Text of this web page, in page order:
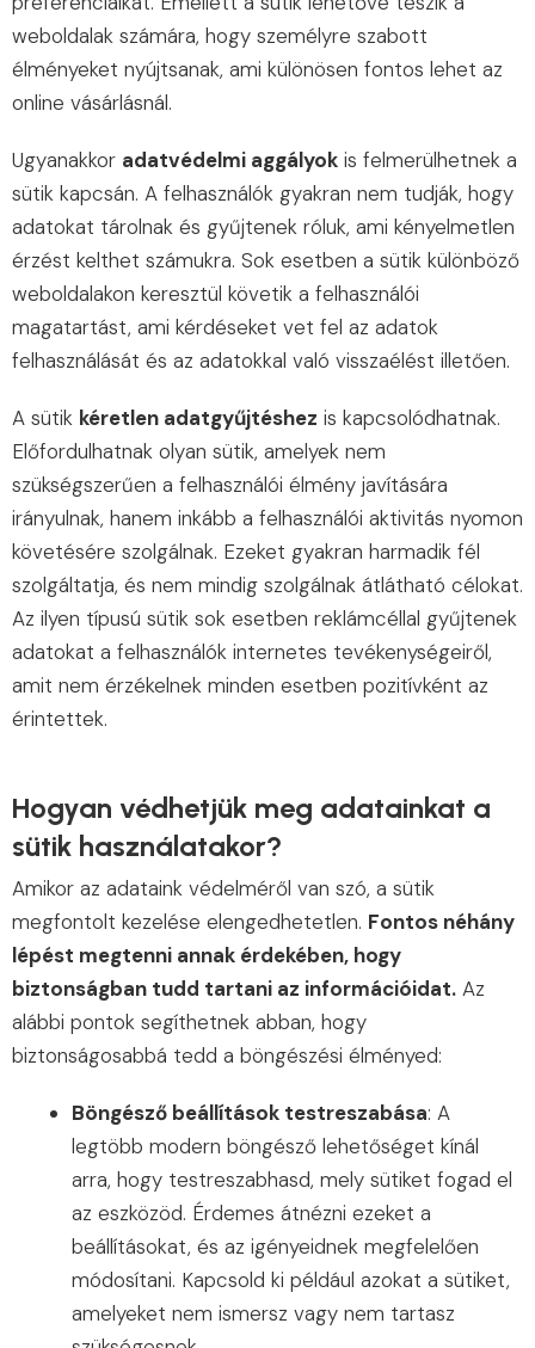
weboldalak számára, hogy személyre szabott
élményeket nyújtsanak, ami különösen fontos lehet az
online vásárlásnál.
Ugyanakkor adatvédelmi aggályok is felmerülhetnek a
sütik kapcsán. A felhasználók gyakran nem tudják, hogy
adatokat tárolnak és gyűjtenek róluk, ami kényelmetlen
érzést kelthet számukra. Sok esetben a sütik különböző
weboldalakon keresztül követik a felhasználói
magatartást, ami kérdéseket vet fel az adatok
felhasználását és az adatokkal való visszaélést illetően.
A sütik kéretlen adatgyűjtéshez is kapcsolódhatnak.
Előfordulhatnak olyan sütik, amelyek nem
szükségszerűen a felhasználói élmény javítására
irányulnak, hanem inkább a felhasználói aktivitás nyomon
követésére szolgálnak. Ezeket gyakran harmadik fél
szolgáltatja, és nem mindig szolgálnak átlátható célokat.
Az ilyen típusú sütik sok esetben reklámcéllal gyűjtenek
adatokat a felhasználók internetes tevékenységeiről,
amit nem érzékelnek minden esetben pozitívként az
érintettek.
Hogyan védhetjük meg adatainkat a
sütik használatakor?
Amikor az adataink védelméről van szó, a sütik
megfontolt kezelése elengedhetetlen. Fontos néhány
lépést megtenni annak érdekében, hogy
biztonságban tudd tartani az információidat. Az
alábbi pontok segíthetnek abban, hogy
biztonságosabbá tedd a böngészési élményed:
Böngésző beállítások testreszabása: A
legtöbb modern böngésző lehetőséget kínál
arra, hogy testreszabhasd, mely sütiket fogad el
az eszközöd. Érdemes átnézni ezeket a
beállításokat, és az igényeidnek megfelelően
módosítani. Kapcsold ki például azokat a sütiket,
amelyeket nem ismersz vagy nem tartasz